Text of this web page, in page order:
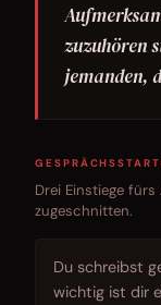
zuzuhören
jemanden,
Drei Einstiege
zugeschnitten.
Du schreibst
wichtig ist dir